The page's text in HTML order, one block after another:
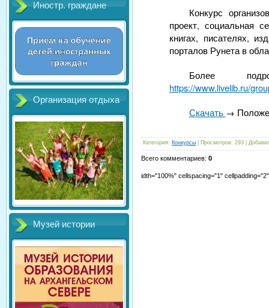
Иностр. граждане
Организация отдыха
Музей истории
Конкурс
проект, социальная
книгах, писателях,
порталов Рунета в
Более
https://www.livelib.ru/
Скачать →
Категория: Конкурсы Просмотров: 293
Всего комментариев: 0
idth="100%" cellspacing="1"